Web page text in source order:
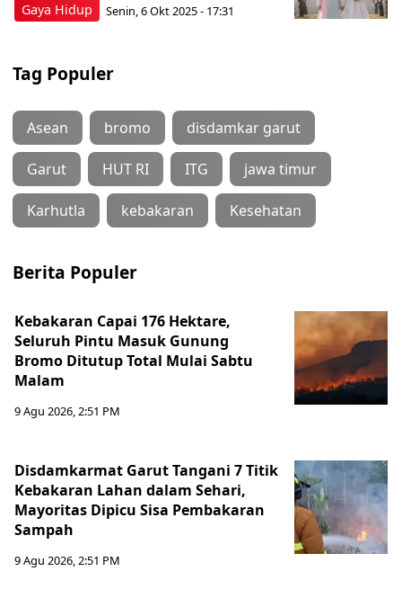
Gaya Hidup Senin, 6 Okt 2025 - 17:31
Tag Populer
Asean bromo disdamkar garut
Garut HUT RI ITG jawa timur
Karhutla kebakaran Kesehatan
Berita Populer
Kebakaran Capai 176 Hektare,
Seluruh Pintu Masuk Gunung
Bromo Ditutup Total Mulai Sabtu
Malam
9 Agu 2026, 2:51 PM
Disdamkarmat Garut Tangani 7 Titik
Kebakaran Lahan dalam Sehari,
Mayoritas Dipicu Sisa Pembakaran
Sampah
9 Agu 2026, 2:51 PM